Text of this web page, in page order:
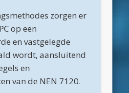
zorgen er
op een
en vastgelegde
wordt, aansluitend
en
van de NEN 7120.